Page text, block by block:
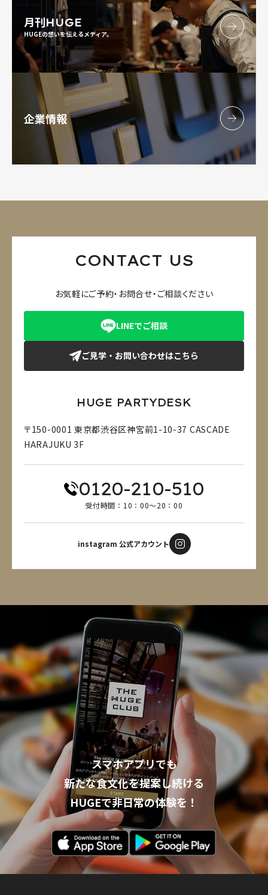
月刊HUGE
HUGEの想いを伝えるメディア。
企業情報
CONTACT US
お気軽にご予約・お問合せ・ご相談ください
LINEでご相談
ご見学・お問い合わせはこちら
HUGE PARTYDESK
〒150-0001 東京都渋谷区神宮前1-10-37 CASCADE
HARAJUKU 3F
0120-210-510
受付時間：10：00～20：00
instagram 公式アカウント
スマホアプリでも
新たな食文化を提案し続ける
HUGEで非日常の体験を！